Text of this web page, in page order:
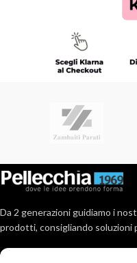
Da 2 generazioni guidiamo i
prodotti, consigliando soluzioni